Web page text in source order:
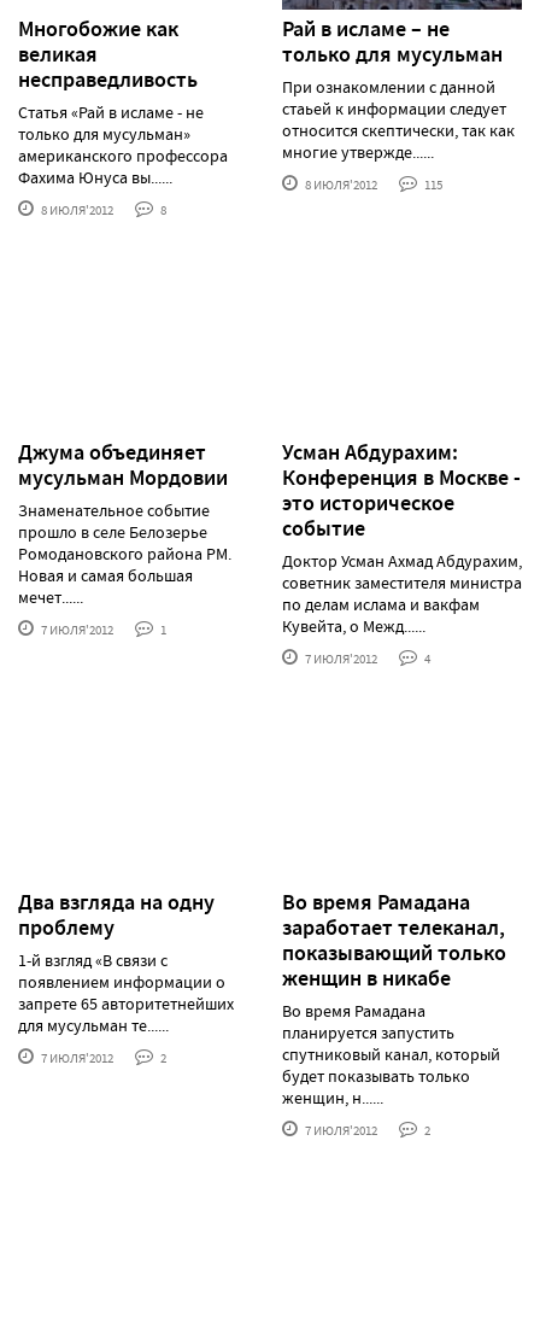
Многобожие как
великая
несправедливость
Статья «Рай в исламе - не
только для мусульман»
американского профессора
Фахима Юнуса вы......
8 ИЮЛЯ'2012 8
Рай в исламе – не
только для мусульман
При ознакомлении с данной
стаьей к информации следует
относится скептически, так как
многие утвержде......
8 ИЮЛЯ'2012 115
Джума объединяет
мусульман Мордовии
Знаменательное событие
прошло в селе Белозерье
Ромодановского района РМ.
Новая и самая большая
мечет......
7 ИЮЛЯ'2012 1
Усман Абдурахим:
Конференция в Москве -
это историческое
событие
Доктор Усман Ахмад Абдурахим,
советник заместителя министра
по делам ислама и вакфам
Кувейта, о Межд......
7 ИЮЛЯ'2012 4
Два взгляда на одну
проблему
1-й взгляд «В связи с
появлением информации о
запрете 65 авторитетнейших
для мусульман те......
7 ИЮЛЯ'2012 2
Во время Рамадана
заработает телеканал,
показывающий только
женщин в никабе
Во время Рамадана
планируется запустить
спутниковый канал, который
будет показывать только
женщин, н......
7 ИЮЛЯ'2012 2